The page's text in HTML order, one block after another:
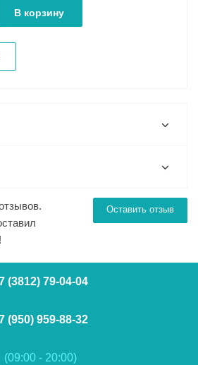
В корзину
Оставить отзыв
(3812) 79-04-04
(950) 959-88-32
(09:00 - 20:00)